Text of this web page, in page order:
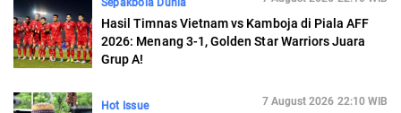
Sepakbola Dunia
Hasil Timnas Vietnam vs Kamboja di Piala AFF
2026: Menang 3-1, Golden Star Warriors Juara
Grup A!
Hot Issue 7 August 2026 22:10 WIB